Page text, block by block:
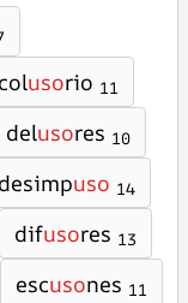
colusorio 11
delusores 10
desimpuso 14
difusores 13
escusones 11